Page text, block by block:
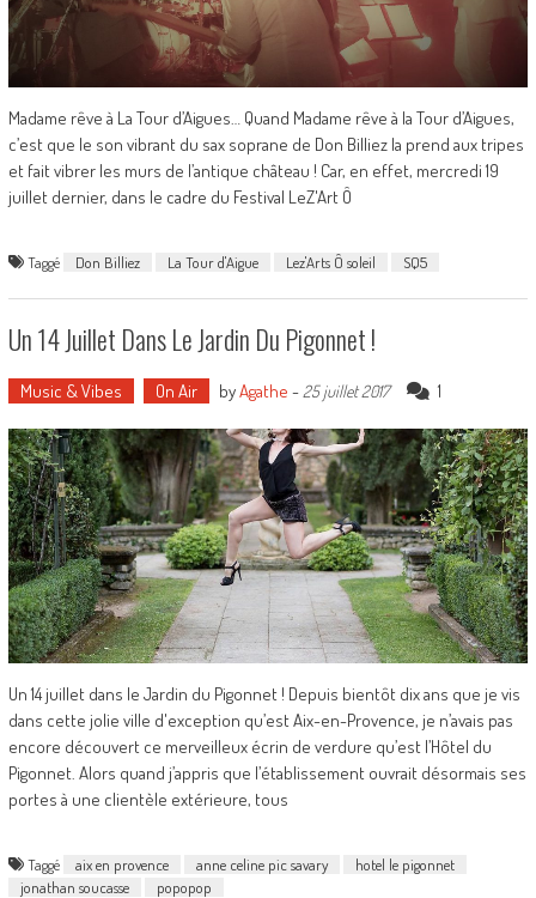
Madame rêve à La Tour d’Aigues… Quand Madame rêve à la Tour d’Aigues,
c’est que le son vibrant du sax soprane de Don Billiez la prend aux tripes
et fait vibrer les murs de l’antique château ! Car, en effet, mercredi 19
juillet dernier, dans le cadre du Festival LeZ'Art Ô
Taggé Don Billiez La Tour d'Aigue Lez'Arts Ô soleil SQ5
Un 14 Juillet Dans Le Jardin Du Pigonnet !
Music & Vibes On Air byAgathe - 25 juillet 2017 1
Un 14 juillet dans le Jardin du Pigonnet ! Depuis bientôt dix ans que je vis
dans cette jolie ville d'exception qu’est Aix-en-Provence, je n’avais pas
encore découvert ce merveilleux écrin de verdure qu’est l’Hôtel du
Pigonnet. Alors quand j’appris que l’établissement ouvrait désormais ses
portes à une clientèle extérieure, tous
Taggé aix en provence anne celine pic savary
hotel le pigonnet
jonathan soucasse
popopop